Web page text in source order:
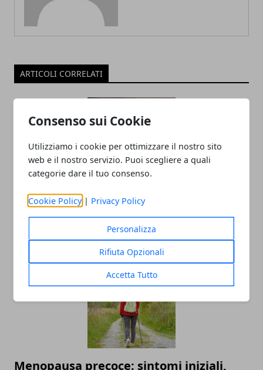
Consenso sui Cookie
Utilizziamo i cookie per ottimizzare il nostro sito
web e il nostro servizio. Puoi scegliere a quali
categorie dare il tuo consenso.
Cookie Policy | Privacy Policy
Personalizza
Rifiuta Opzionali
Accetta Tutto
ARTICOLI CORRELATI
Mal di testa o emicrania? Quali sono le
differenze?
13/01/2024
Menopausa precoce: sintomi iniziali,